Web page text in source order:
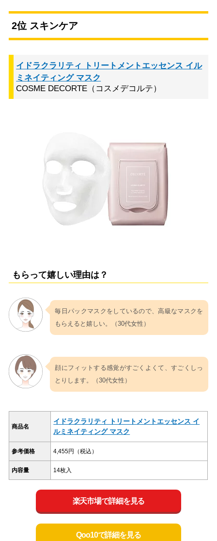
2位 スキンケア
イドラクラリティ トリートメントエッセンス イル
ミネイティング マスク
COSME DECORTE（コスメデコルテ）
もらって嬉しい理由は？
毎日パックマスクをしているので、高級なマスクを
もらえると嬉しい。（30代女性）
顔にフィットする感覚がすごくよくて、すごくしっ
とりします。（30代女性）
商品名
イドラクラリティ トリートメントエッセンス イ
ルミネイティング マスク
参考価格 4,455円（税込）
内容量 14枚入
楽天市場で詳細を見る
Qoo10で詳細を見る